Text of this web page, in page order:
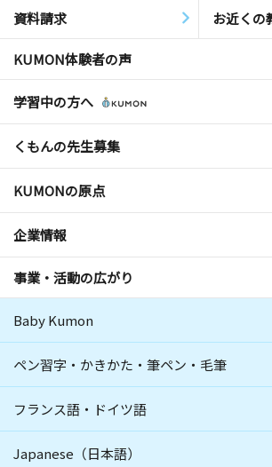
資料請求 お近くの
KUMON体験者の声
学習中の方へ
くもんの先生募集
KUMONの原点
企業情報
事業・活動の広がり
Baby Kumon
ペン習字・かきかた・筆ペン・毛筆
フランス語・ドイツ語
Japanese（日本語）